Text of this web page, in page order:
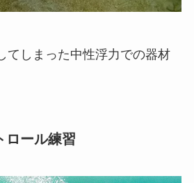
てしまった中性浮力での器材
ロール練習